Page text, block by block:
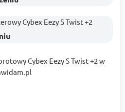
Cybex Eezy S Twist +2 w